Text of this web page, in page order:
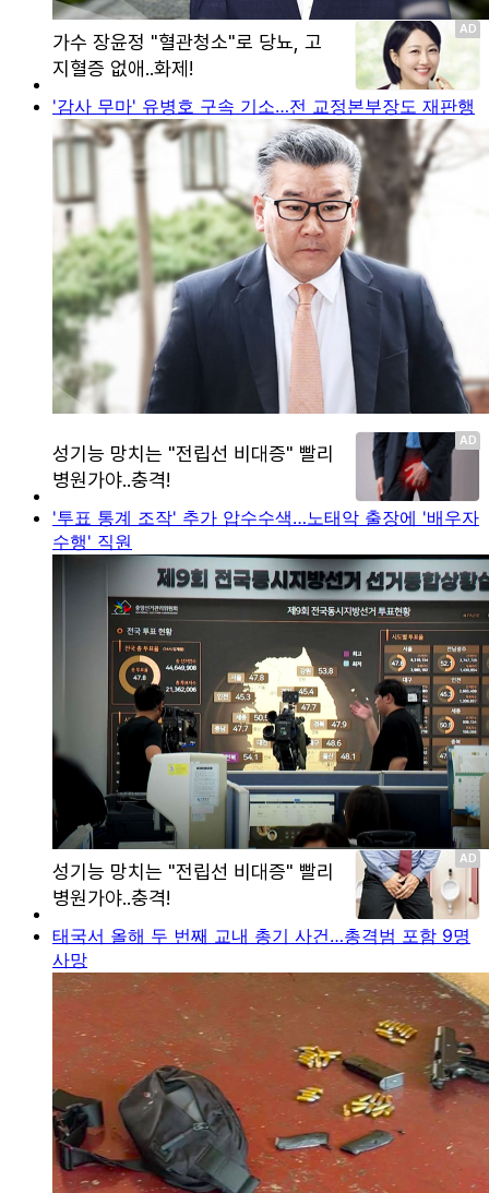
'감사 무마' 유병호 구속 기소…전 교정본부장도 재판행
'투표 통계 조작' 추가 압수수색…노태악 출장에 '배우자
수행' 직원
태국서 올해 두 번째 교내 총기 사건…총격범 포함 9명
사망